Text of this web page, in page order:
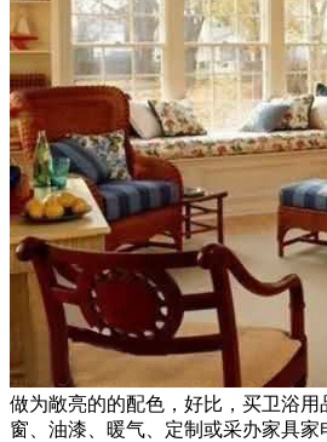
做为敞亮的的配色，好比，买卫浴用
窗、油漆、暖气、定制或采办家具